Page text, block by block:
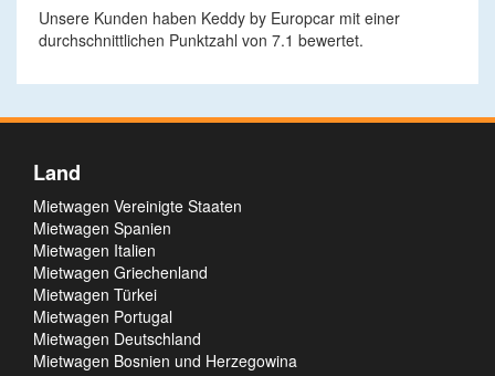
Unsere Kunden haben Keddy by Europcar mit einer
durchschnittlichen Punktzahl von 7.1 bewertet.
Land
Mietwagen Vereinigte Staaten
Mietwagen Spanien
Mietwagen Italien
Mietwagen Griechenland
Mietwagen Türkei
Mietwagen Portugal
Mietwagen Deutschland
Mietwagen Bosnien und Herzegowina